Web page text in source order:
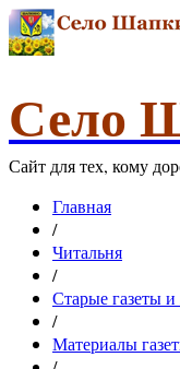
Село
Сайт для тех, кому
Главная
/
Читальня
/
Старые газеты
/
Материалы